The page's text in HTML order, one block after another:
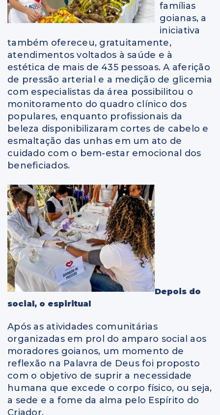
famílias
goianas, a
iniciativa
também ofereceu, gratuitamente,
atendimentos voltados à saúde e à
estética de mais de 435 pessoas. A aferição
de pressão arterial e a medição de glicemia
com especialistas da área possibilitou o
monitoramento do quadro clínico dos
populares, enquanto profissionais da
beleza disponibilizaram cortes de cabelo e
esmaltação das unhas em um ato de
cuidado com o bem-estar emocional dos
beneficiados.
Depois do
social, o espiritual
Após as atividades comunitárias
organizadas em prol do amparo social aos
moradores goianos, um momento de
reflexão na Palavra de Deus foi proposto
com o objetivo de suprir a necessidade
humana que excede o corpo físico, ou seja,
a sede e a fome da alma pelo Espírito do
Criador.